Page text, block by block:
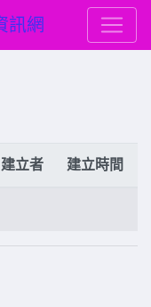
訊網
建立者 建立時間